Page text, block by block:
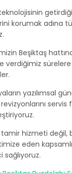
korumak adına
Beşiktaş
verdiğimiz
yazılımsal
hizmeti değil,
eden
sağlıyoruz.